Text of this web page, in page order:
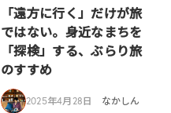
「遠方に行く」だけが旅
ではない。身近なまちを
「探検」する、ぶらり旅
のすすめ
2025年4月28日 なかしん